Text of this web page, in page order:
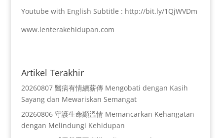
Youtube with English Subtitle : http://bit.ly/1QjWVDm
www.lenterakehidupan.com
Artikel Terakhir
20260807 醫病有情續薪傳 Mengobati dengan Kasih
Sayang dan Mewariskan Semangat
20260806 守護生命顯溫情 Memancarkan Kehangatan
dengan Melindungi Kehidupan